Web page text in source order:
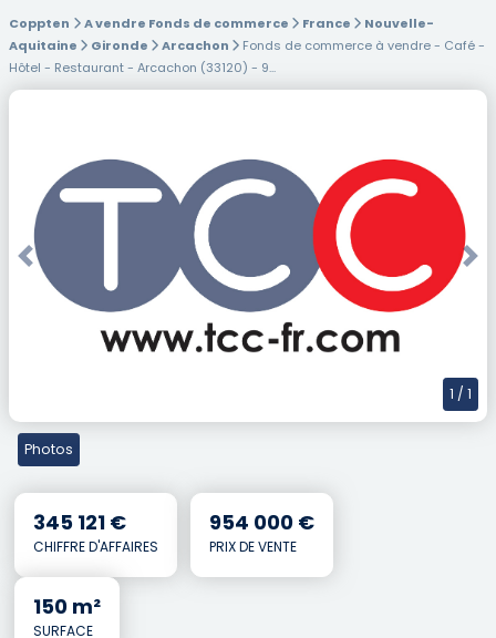
Coppten A vendre Fonds de commerce France
Nouvelle-
Aquitaine
Gironde Arcachon
Fonds de commerce à vendre - Café -
Hôtel - Restaurant - Arcachon (33120) - 9...
Previous
1 / 1
Photos
345 121 €
CHIFFRE D'AFFAIRES
954 000 €
PRIX DE VENTE
150 m²
SURFACE